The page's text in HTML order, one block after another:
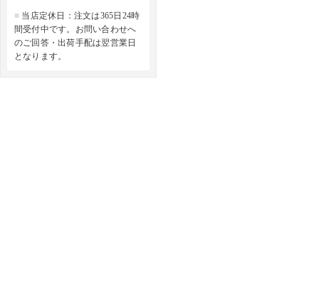
■ 当店定休日：注文は365日24時
間受付中です。お問い合わせへ
のご回答・出荷手配は翌営業日
となります。